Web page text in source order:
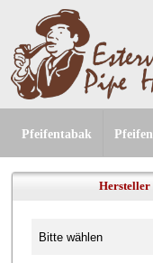
Pfeifentabak Pfeifen
Hersteller